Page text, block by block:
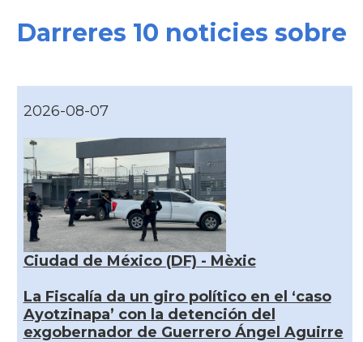
Darreres 10 noticies sobre
2026-08-07
Ciudad de México (DF) - Mèxic
La Fiscalía da un giro político en el ‘caso
Ayotzinapa’ con la detención del
exgobernador de Guerrero Ángel Aguirre